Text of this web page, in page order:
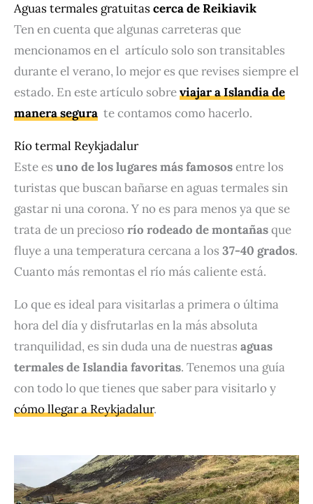
Aguas termales gratuitascerca de Reikiavik
Ten en cuenta que algunas carreteras que
mencionamos en el artículo solo son transitables
durante el verano, lo mejor es que revises siempre el
estado. En este artículo sobreviajar a Islandia de
manera segura te contamos como hacerlo.
Río termal Reykjadalur
Este es uno de los lugares más famososentre los
turistas que buscan bañarse en aguas termales sin
gastar ni una corona. Y no es para menos ya que se
trata de un preciosorío rodeado de montañasque
fluye a una temperatura cercana a los 37-40 grados.
Cuanto más remontas el río más caliente está.
Lo que es ideal para visitarlas a primera o última
hora del día y disfrutarlas en la más absoluta
tranquilidad, es sin duda una de nuestras aguas
termales de Islandia favoritas. Tenemos una guía
con todo lo que tienes que saber para visitarlo y
cómo llegar a Reykjadalur.